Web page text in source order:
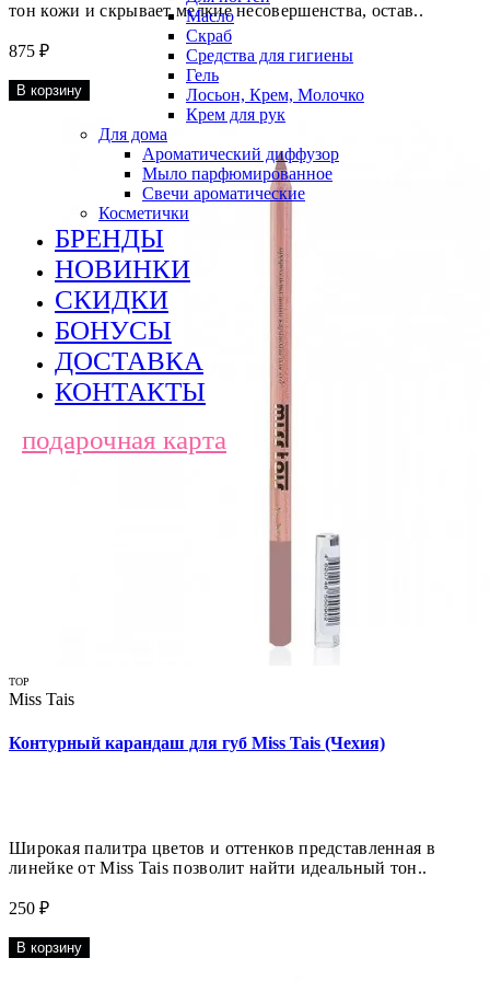
Масло
Скраб
Средства для гигиены
Гель
Лосьон, Крем, Молочко
Крем для рук
Для дома
Ароматический диффузор
Мыло парфюмированное
Свечи ароматические
Косметички
БРЕНДЫ
НОВИНКИ
СКИДКИ
БОНУСЫ
ДОСТАВКА
КОНТАКТЫ
подарочная карта
тон кожи и скрывает мелкие несовершенства, остав..
875 ₽
В корзину
TOP
Miss Tais
Контурный карандаш для губ Miss Tais (Чехия)
Широкая палитра цветов и оттенков представленная в
линейке от Miss Tais позволит найти идеальный тон..
250 ₽
В корзину